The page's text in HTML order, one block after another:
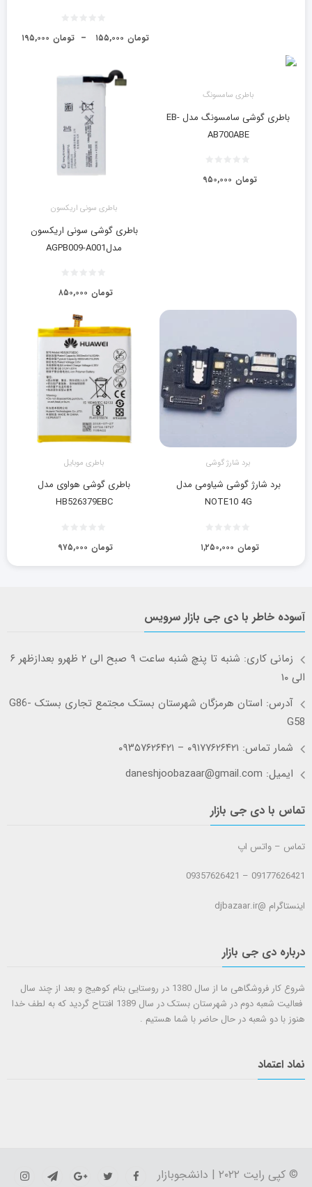
۱۹۵,۰۰۰ تومان – ۱۵۵,۰۰۰ تومان
باطری سامسونگ
باطری گوشی سامسونگ مدل EB-
AB700ABE
۹۵۰,۰۰۰ تومان
باطری سونی اریکسون
باطری گوشی سونی اریکسون
مدلAGPB009-A001
۸۵۰,۰۰۰ تومان
برد شارژ گوشی
برد شارژ گوشی شیاومی مدل
NOTE10 4G
۱,۲۵۰,۰۰۰ تومان
باطری موبایل
باطری گوشی هواوی مدل
HB526379EBC
۹۷۵,۰۰۰ تومان
آسوده خاطر با دی جی بازار سرویس
زمانی کاری: شنبه تا پنچ شنبه ساعت ۹ صبح الی ۲ ظهرو بعدازظهر ۶
الی ۱۰
آدرس: استان هرمزگان شهرستان بستک مجتمع تجاری بستک G86-
G58
شمار تماس: ۰۹۱۷۷۶۲۶۴۲۱ – ۰۹۳۵۷۶۲۶۴۲۱
ایمیل: daneshjoobazaar@gmail.com
تماس با دی جی بازار
تماس – واتس اپ
09177626421 – 09357626421
اینستاگرام @djbazaar.ir
درباره دی جی بازار
شروع کار فروشگاهی ما از سال 1380 در روستایی بنام کوهیج و بعد از چند سال
فعالیت شعبه دوم در شهرستان بستک در سال 1389 افتتاح گردید که به لطف خدا
هنوز با دو شعبه در حال حاضر با شما هستيم .
نماد اعتماد
© کپی رایت ۲۰۲۲ | دانشجوبازار